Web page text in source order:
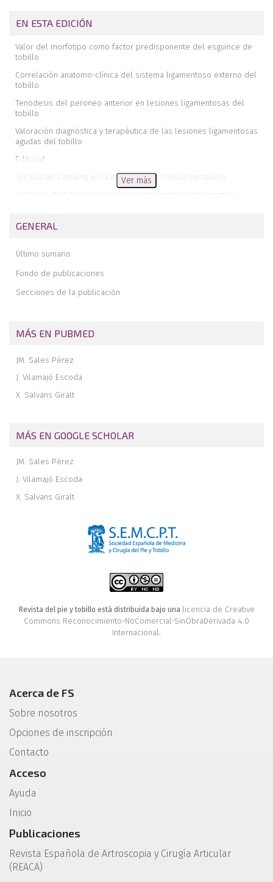
EN ESTA EDICIÓN
Valor del morfotipo como factor predisponente del esguince de
tobillo
Correlación anatomo-clínica del sistema ligamentoso externo del
tobillo
Tenodesis del peroneo anterior en lesiones ligamentosas del
tobillo
Valoración diagnóstica y terapéutica de las lesiones ligamentosas
agudas del tobillo
Editorial
Técnica de Castaing en la inestabilidad crónica de tobillo
Fracturas de tobillo tratadas quirúrgicamente, seguimiento y
Revisión a un año de 100 casos de fracturas maleolares
tratadas y documentadas según la técnica A.O.
Resultados a medio-largo plazo de luxaciones subastragalinas con
Osteocondritis y osteonecrosis de astrágalo
Ver más
GENERAL
Último sumario
Fondo de publicaciones
Secciones de la publicación
MÁS EN PUBMED
JM. Sales Pérez
J. Vilamajó Escoda
X. Salvans Giralt
MÁS EN GOOGLE SCHOLAR
JM. Sales Pérez
J. Vilamajó Escoda
X. Salvans Giralt
Revista del pie y tobillo está distribuida bajo una licencia de Creative
Commons Reconocimiento-NoComercial-SinObraDerivada 4.0
Internacional.
Acerca de FS
Sobre nosotros
Opciones de inscripción
Contacto
Acceso
Ayuda
Inicio
Publicaciones
Revista Española de Artroscopia y Cirugía Articular
(REACA)